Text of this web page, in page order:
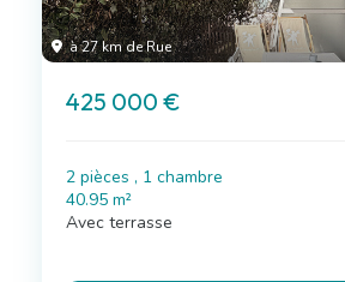
à 27 km de Rue
425 000 €
2 pièces , 1 chambre
40.95 m²
Avec terrasse